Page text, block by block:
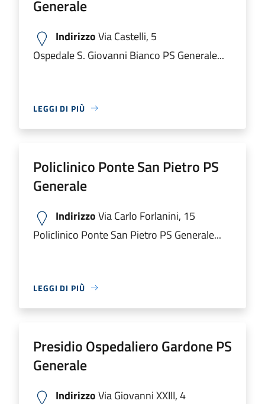
Generale
IndirizzoVia Castelli, 5
Ospedale S. Giovanni Bianco PS Generale...
LEGGI DI PIÙ
Policlinico Ponte San Pietro PS
Generale
IndirizzoVia Carlo Forlanini, 15
Policlinico Ponte San Pietro PS Generale...
LEGGI DI PIÙ
Presidio Ospedaliero Gardone PS
Generale
IndirizzoVia Giovanni XXIII, 4